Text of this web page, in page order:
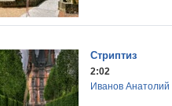
Стриптиз
2:02
Иванов Анатолий